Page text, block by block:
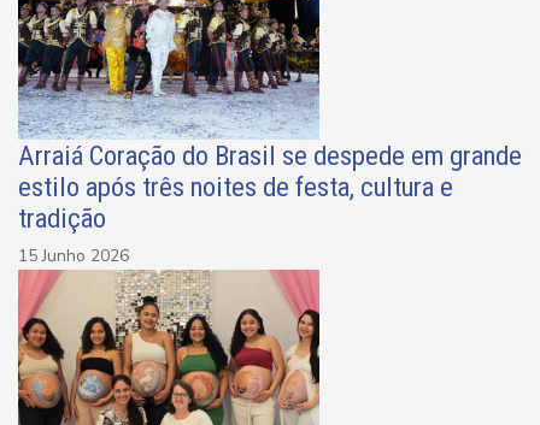
Arraiá Coração do Brasil se despede em grande
estilo após três noites de festa, cultura e
tradição
15 Junho 2026